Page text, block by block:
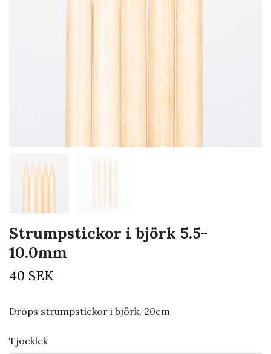
Strumpstickor i björk 5.5-
10.0mm
40 SEK
Drops strumpstickor i björk. 20cm
Tjocklek